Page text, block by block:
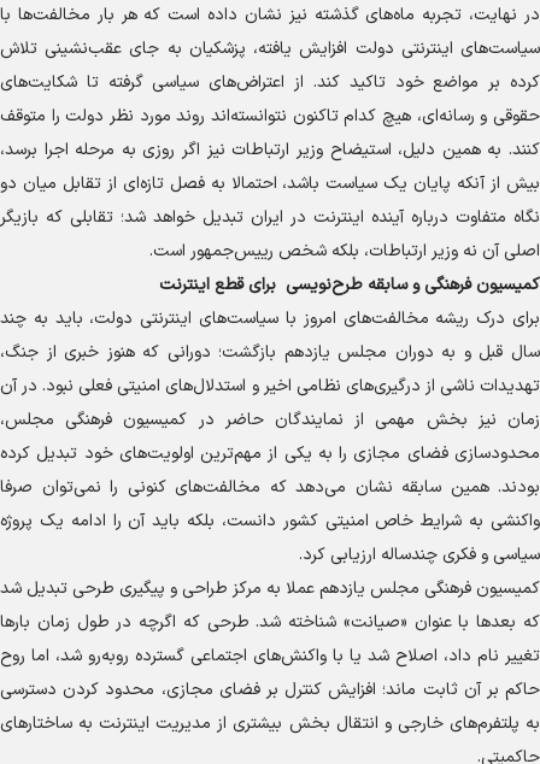
در نهایت، تجربه ماه‌های گذشته نیز نشان داده است که هر بار مخالفت‌ها با
سیاست‌های اینترنتی دولت افزایش یافته، پزشکیان به جای عقب‌نشینی تلاش
کرده بر مواضع خود تاکید کند. از اعتراض‌های سیاسی گرفته تا شکایت‌های
حقوقی و رسانه‌ای، هیچ کدام تاکنون نتوانسته‌اند روند مورد نظر دولت را متوقف
کنند. به همین دلیل، استیضاح وزیر ارتباطات نیز اگر روزی به مرحله اجرا برسد،
بیش از آنکه پایان یک سیاست باشد، احتمالا به فصل تازه‌ای از تقابل میان دو
نگاه متفاوت درباره آینده اینترنت در ایران تبدیل خواهد شد؛ تقابلی که بازیگر
اصلی آن نه وزیر ارتباطات، بلکه شخص رییس‌جمهور است.
کمیسیون فرهنگی و سابقه طرح‌نویسی برای قطع اینترنت
برای درک ریشه مخالفت‌های امروز با سیاست‌های اینترنتی دولت، باید به چند
سال قبل و به دوران مجلس یازدهم بازگشت؛ دورانی که هنوز خبری از جنگ،
تهدیدات ناشی از درگیری‌های نظامی اخیر و استدلال‌های امنیتی فعلی نبود. در آن
زمان نیز بخش مهمی از نمایندگان حاضر در کمیسیون فرهنگی مجلس،
محدودسازی فضای مجازی را به یکی از مهم‌ترین اولویت‌های خود تبدیل کرده
بودند. همین سابقه نشان می‌دهد که مخالفت‌های کنونی را نمی‌توان صرفا
واکنشی به شرایط خاص امنیتی کشور دانست، بلکه باید آن را ادامه یک پروژه
سیاسی و فکری چندساله ارزیابی کرد.
کمیسیون فرهنگی مجلس یازدهم عملا به مرکز طراحی و پیگیری طرحی تبدیل شد
که بعد‌ها با عنوان «صیانت» شناخته شد. طرحی که اگرچه در طول زمان بار‌ها
تغییر نام داد، اصلاح شد یا با واکنش‌های اجتماعی گسترده رو‌به‌رو شد، اما روح
حاکم بر آن ثابت ماند؛ افزایش کنترل بر فضای مجازی، محدود کردن دسترسی
به پلتفرم‌های خارجی و انتقال بخش بیشتری از مدیریت اینترنت به ساختار‌های
حاکمیتی.